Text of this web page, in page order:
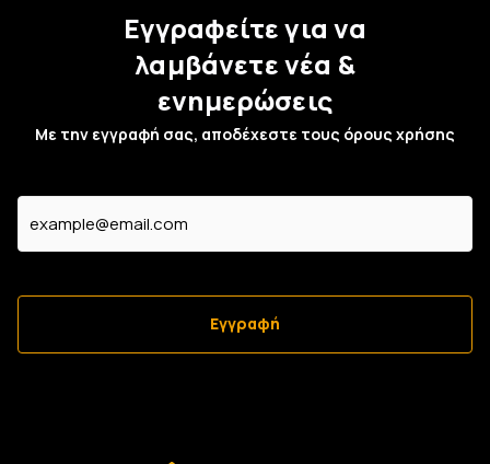
Εγγραφείτε για να
λαμβάνετε νέα &
ενημερώσεις
Με την εγγραφή σας, αποδέχεστε τους όρους χρήσης